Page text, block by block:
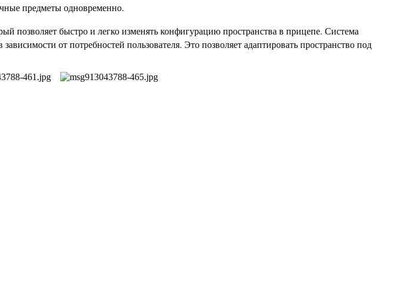
предметы одновременно.
позволяет быстро и легко изменять конфигурацию пространства в прицепе. Система
от потребностей пользователя. Это позволяет адаптировать пространство под